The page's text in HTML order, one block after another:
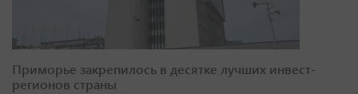
Приморье закрепилось в десятке лучших инвест-
регионов страны